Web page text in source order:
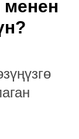
менен